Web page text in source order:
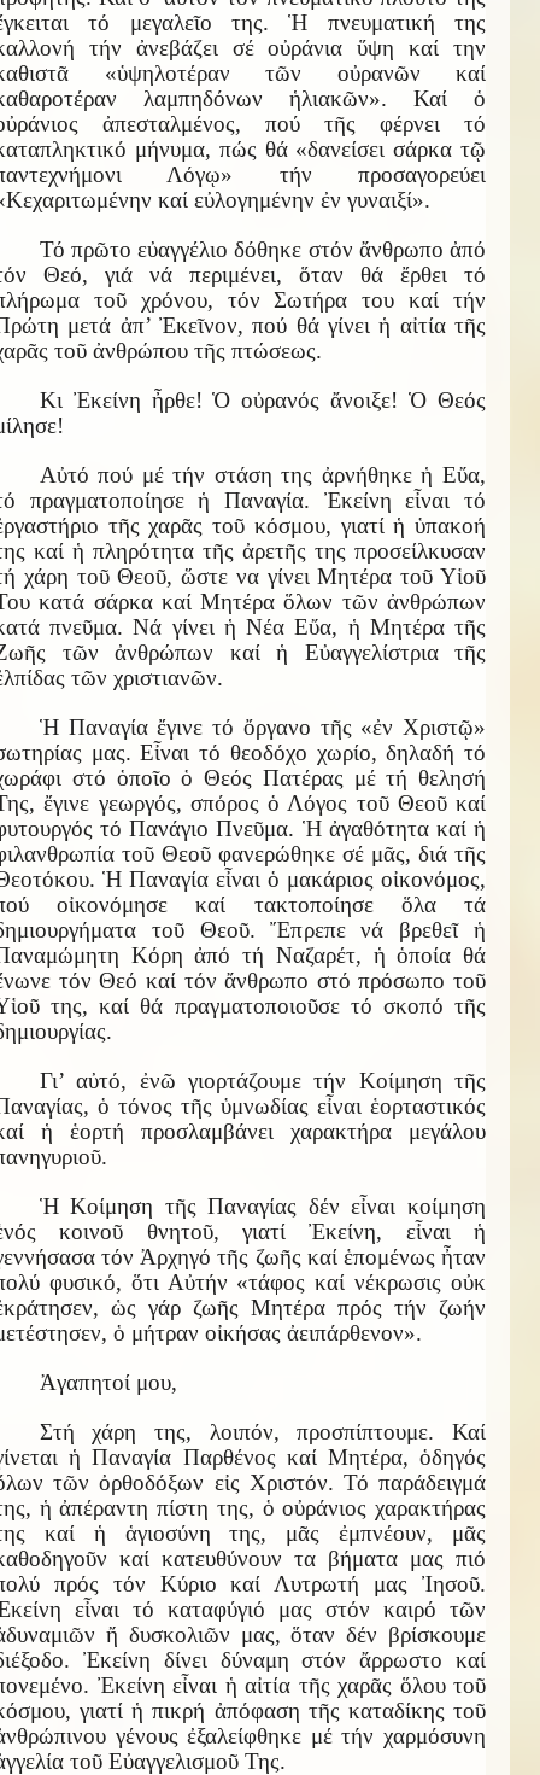
τό μεγαλεῖο της. Ἡ πνευματική της
τήν ἀνεβάζει σέ οὐράνια ὕψη καί την
«ὑψηλοτέραν τῶν οὐρανῶν καί
λαμπηδόνων ἡλιακῶν». Καί ὁ
ἀπεσταλμένος, πού τῆς φέρνει τό
μήνυμα, πώς θά «δανείσει σάρκα τῷ
Λόγῳ» τήν προσαγορεύει
καί εὐλογημένην ἐν γυναιξί».
Τό πρῶτο εὐαγγέλιο δόθηκε στόν ἄνθρωπο ἀπό
Θεό, γιά νά περιμένει, ὅταν θά ἔρθει τό
τοῦ χρόνου, τόν Σωτήρα του καί τήν
μετά ἀπ’ Ἐκεῖνον, πού θά γίνει ἡ αἰτία τῆς
τοῦ ἀνθρώπου τῆς πτώσεως.
Κι Ἐκείνη ἦρθε! Ὁ οὐρανός ἄνοιξε! Ὁ Θεός
Αὐτό πού μέ τήν στάση της ἀρνήθηκε ἡ Εὔα,
πραγματοποίησε ἡ Παναγία. Ἐκείνη εἶναι τό
τῆς χαρᾶς τοῦ κόσμου, γιατί ἡ ὑπακοή
καί ἡ πληρότητα τῆς ἀρετῆς της προσείλκυσαν
χάρη τοῦ Θεοῦ, ὥστε να γίνει Μητέρα τοῦ Υἱοῦ
κατά σάρκα καί Μητέρα ὅλων τῶν ἀνθρώπων
πνεῦμα. Νά γίνει ἡ Νέα Εὔα, ἡ Μητέρα τῆς
τῶν ἀνθρώπων καί ἡ Εὐαγγελίστρια τῆς
τῶν χριστιανῶν.
Ἡ Παναγία ἔγινε τό ὄργανο τῆς «ἐν Χριστῷ»
μας. Εἶναι τό θεοδόχο χωρίο, δηλαδή τό
στό ὁποῖο ὁ Θεός Πατέρας μέ τή θελησή
ἔγινε γεωργός, σπόρος ὁ Λόγος τοῦ Θεοῦ καί
τό Πανάγιο Πνεῦμα. Ἡ ἀγαθότητα καί ἡ
τοῦ Θεοῦ φανερώθηκε σέ μᾶς, διά τῆς
Ἡ Παναγία εἶναι ὁ μακάριος οἰκονόμος,
οἰκονόμησε καί τακτοποίησε ὅλα τά
τοῦ Θεοῦ. Ἔπρεπε νά βρεθεῖ ἡ
Κόρη ἀπό τή Ναζαρέτ, ἡ ὁποία θά
τόν Θεό καί τόν ἄνθρωπο στό πρόσωπο τοῦ
της, καί θά πραγματοποιοῦσε τό σκοπό τῆς
Γι’ αὐτό, ἐνῶ γιορτάζουμε τήν Κοίμηση τῆς
ὁ τόνος τῆς ὑμνωδίας εἶναι ἑορταστικός
ἡ ἑορτή προσλαμβάνει χαρακτήρα μεγάλου
Ἡ Κοίμηση τῆς Παναγίας δέν εἶναι κοίμηση
κοινοῦ θνητοῦ, γιατί Ἐκείνη, εἶναι ἡ
τόν Ἀρχηγό τῆς ζωῆς καί ἑπομένως ἦταν
φυσικό, ὅτι Αὐτήν «τάφος καί νέκρωσις οὐκ
ὡς γάρ ζωῆς Μητέρα πρός τήν ζωήν
ὁ μήτραν οἰκήσας ἀειπάρθενον».
Ἀγαπητοί μου,
Στή χάρη της, λοιπόν, προσπίπτουμε. Καί
ἡ Παναγία Παρθένος καί Μητέρα, ὁδηγός
τῶν ὀρθοδόξων εἰς Χριστόν. Τό παράδειγμά
ἡ ἀπέραντη πίστη της, ὁ οὐράνιος χαρακτήρας
καί ἡ ἁγιοσύνη της, μᾶς ἐμπνέουν, μᾶς
καί κατευθύνουν τα βήματα μας πιό
πρός τόν Κύριο καί Λυτρωτή μας Ἰησοῦ.
εἶναι τό καταφύγιό μας στόν καιρό τῶν
ἤ δυσκολιῶν μας, ὅταν δέν βρίσκουμε
Ἐκείνη δίνει δύναμη στόν ἄρρωστο καί
Ἐκείνη εἶναι ἡ αἰτία τῆς χαρᾶς ὅλου τοῦ
γιατί ἡ πικρή ἀπόφαση τῆς καταδίκης τοῦ
γένους ἐξαλείφθηκε μέ τήν χαρμόσυνη
τοῦ Εὐαγγελισμοῦ Της.